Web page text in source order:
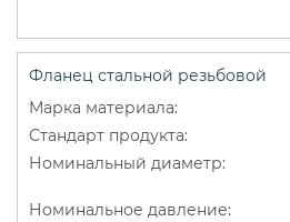
Фланец стальной резьбовой